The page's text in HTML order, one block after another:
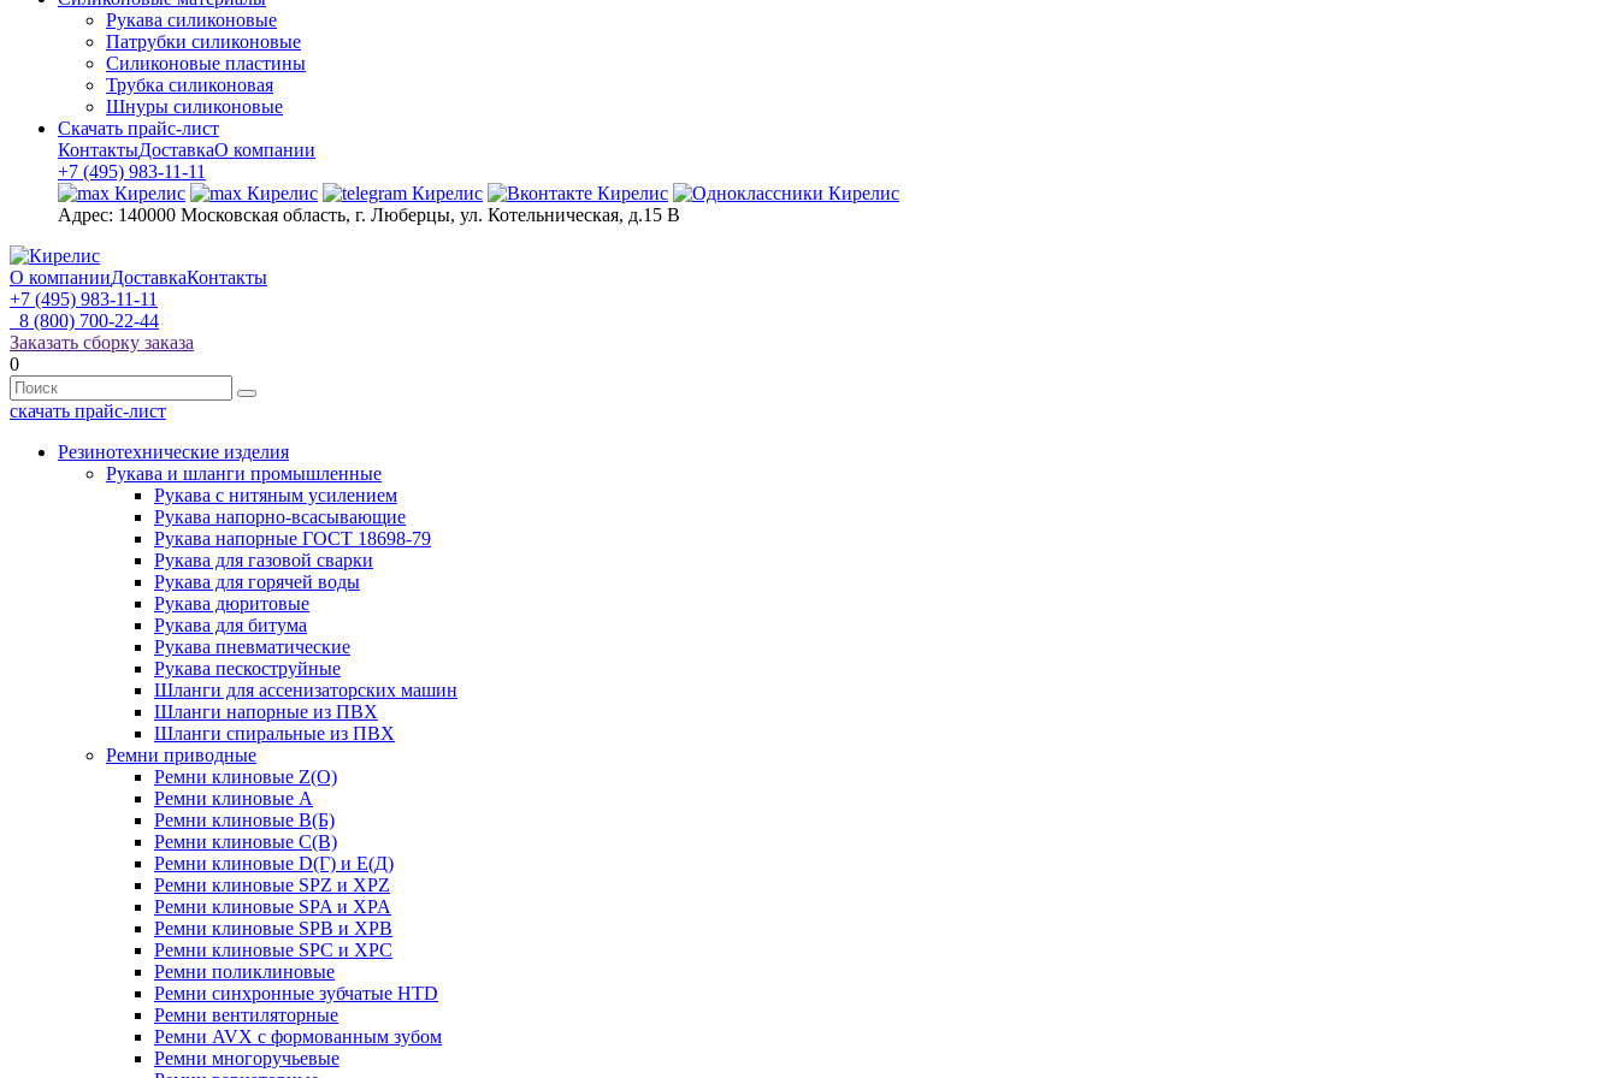
Рукава силиконовые
Патрубки силиконовые
Силиконовые пластины
Трубка силиконовая
Шнуры силиконовые
Скачать прайс-лист
КонтактыДоставкаО компании
+7 (495) 983-11-11
Адрес: 140000 Московская область, г. Люберцы, ул. Котельническая, д.15 В
О компанииДоставкаКонтакты
+7 (495) 983-11-11
8 (800) 700-22-44
Заказать сборку заказа
0
скачать прайс-лист
Резинотехнические изделия
Рукава и шланги промышленные
Рукава с нитяным усилением
Рукава напорно-всасывающие
Рукава напорные ГОСТ 18698-79
Рукава для газовой сварки
Рукава для горячей воды
Рукава дюритовые
Рукава для битума
Рукава пневматические
Рукава пескоструйные
Шланги для ассенизаторских машин
Шланги напорные из ПВХ
Шланги спиральные из ПВХ
Ремни приводные
Ремни клиновые Z(О)
Ремни клиновые А
Ремни клиновые В(Б)
Ремни клиновые С(В)
Ремни клиновые D(Г) и Е(Д)
Ремни клиновые SPZ и XPZ
Ремни клиновые SPA и XPA
Ремни клиновые SPB и XPB
Ремни клиновые SPC и XPC
Ремни поликлиновые
Ремни синхронные зубчатые HTD
Ремни вентиляторные
Ремни AVX с формованным зубом
Ремни многоручьевые